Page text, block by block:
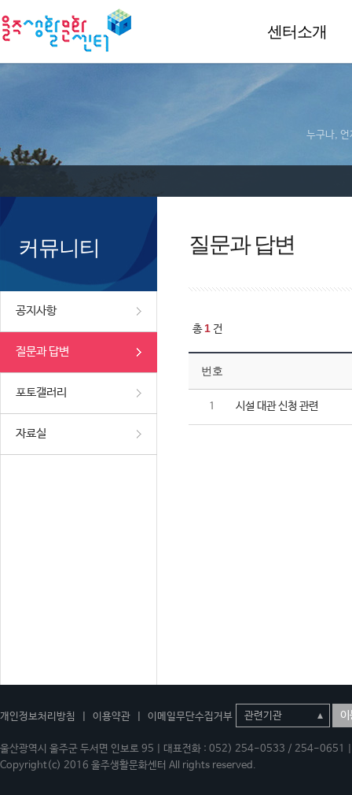
센터소개
누구나, 언
커뮤니티
공지사항
질문과 답변
포토갤러리
자료실
질문과 답변
총1 건
번호
1 시설 대관 신청 관련
개인정보처리방침 이용약관 이메일무단수집거부 이
울산광역시 울주군 두서면 인보로 95 | 대표전화 : 052) 254-0533 / 254-
Copyright(c) 2016 울주생활문화센터 All rights reserved.